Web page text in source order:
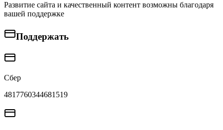
Развитие сайта и качественный контент возможны благодаря
вашей поддержке
Поддержать
Сбер
4817760344681519